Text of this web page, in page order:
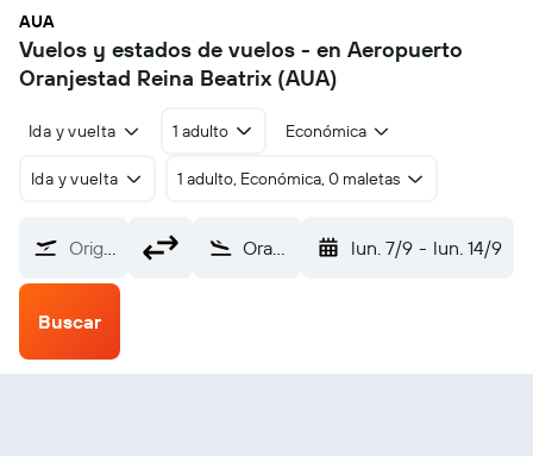
AUA
Vuelos y estados de vuelos - en Aeropuerto
Oranjestad Reina Beatrix (AUA)
Ida y vuelta 1 adulto Económica
Ida y vuelta 1 adulto, Económica, 0 maletas
Origen Oranjestad Reina Beatrix (AUA) lun. 7/9 - lun. 14/9
Buscar